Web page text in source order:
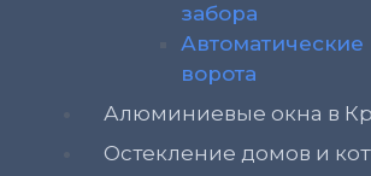
забора
ворота
Алюминиевые окна в
Остекление домов и